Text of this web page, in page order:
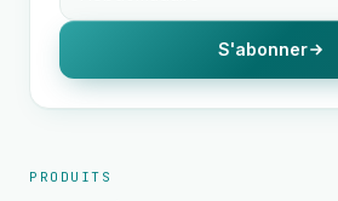
S'abonner
PRODUITS